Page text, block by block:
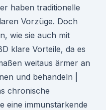
haben traditionelle
Vorzüge. Doch
wie sie auch mit
klare Vorteile, da es
weitaus ärmer an
und behandeln |
chronische
eine immunstärkende